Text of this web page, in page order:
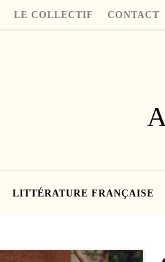
LE COLLECTIF CONTACT
LITTÉRATURE FRANÇAISE